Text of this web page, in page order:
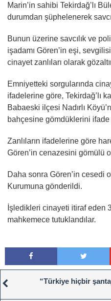
Marin’in sahibi Tekirdağ’lı
durumdan şüphelenerek
Bunun üzerine savcılık ve
işadamı Gören’in eşi,
cinayet zanlıları olarak
Emniyetteki sorgularında
ifadelerine göre, Tekirdağ’lı
Babaeski ilçesi Nadırlı
bahçesine gömdüklerini ifade
Zanlıların ifadelerine göre
Gören’in cenazesini gömülü
Daha sonra Gören’in cesedi
Kurumuna gönderildi.
İşledikleri cinayeti itiraf eden 3
mahkemece tutuklandılar.
“Türkiye hiçbir